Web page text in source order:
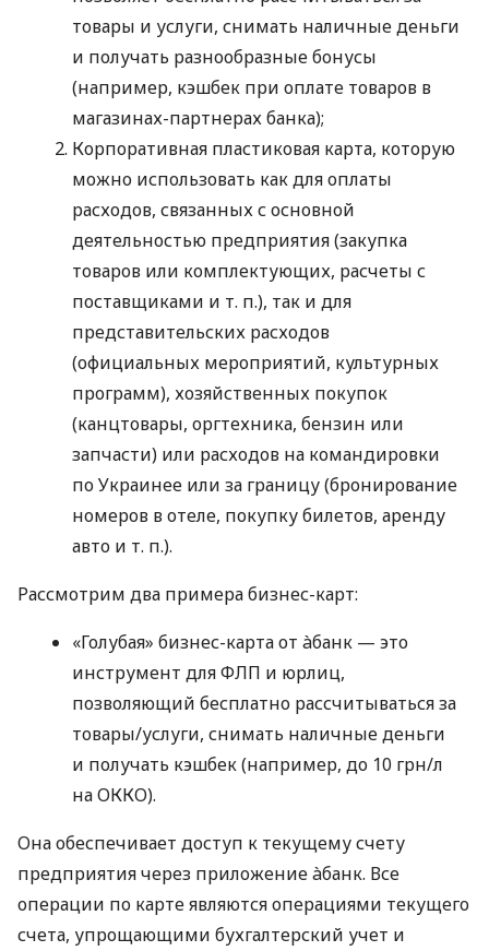
товары и услуги, снимать наличные деньги
и получать разнообразные бонусы
(например, кэшбек при оплате товаров в
магазинах-партнерах банка);
Корпоративная пластиковая карта, которую
можно использовать как для оплаты
расходов, связанных с основной
деятельностью предприятия (закупка
товаров или комплектующих, расчеты с
поставщиками и т. п.), так и для
представительских расходов
(официальных мероприятий, культурных
программ), хозяйственных покупок
(канцтовары, оргтехника, бензин или
запчасти) или расходов на командировки
по Украинее или за границу (бронирование
номеров в отеле, покупку билетов, аренду
авто и т. п.).
Рассмотрим два примера бизнес-карт:
«Голубая» бизнес-карта от àбанк — это
инструмент для ФЛП и юрлиц,
позволяющий бесплатно рассчитываться за
товары/услуги, снимать наличные деньги
и получать кэшбек (например, до 10 грн/л
на ОККО).
Она обеспечивает доступ к текущему счету
предприятия через приложение àбанк. Все
операции по карте являются операциями текущего
счета, упрощающими бухгалтерский учет и